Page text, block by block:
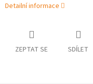
Detailní informace
ZEPTAT SE SDÍLET